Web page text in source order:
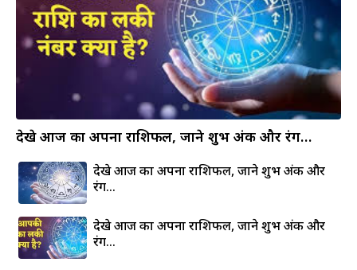
देखे आज का अपना राशिफल, जाने शुभ अंक और रंग…
देखे आज का अपना राशिफल, जाने शुभ अंक और
रंग…
देखे आज का अपना राशिफल, जाने शुभ अंक और
रंग…